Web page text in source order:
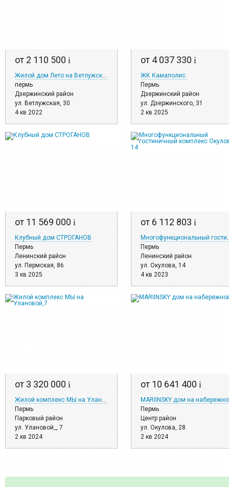
от 2 110 500 i
Жилой дом Лето на Ветлужской
пермь
Дзержинский район
ул. Ветлужская, 30
4 кв 2022
от 4 037 330 i
ЖК Камаполис.
Пермь
Дзержинский район
ул. Дзержинского, 31
2 кв 2025
от 11 569 000 i
Клубный дом СТРОГАНОВ
Пермь
Ленинский район
ул. Пермская, 86
3 кв 2025
от 6 112 803 i
Пермь
Ленинский район
ул. Окулова, 14
4 кв 2023
от 3 320 000 i
Жилой комплекс МЫ на Улановой,7
Пермь
Парковый район
ул. Улановой_, 7
2 кв 2024
от 10 641 400 i
MARIINSKY дом на
Пермь
Центр район
ул. Окулова, 28
2 кв 2024